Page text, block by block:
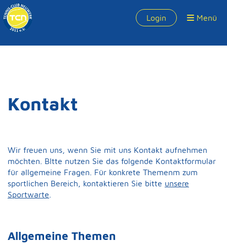
Login Menü
Kontakt
Wir freuen uns, wenn Sie mit uns Kontakt aufnehmen
möchten. BItte nutzen Sie das folgende Kontaktformular
für allgemeine Fragen. Für konkrete Themenm zum
sportlichen Bereich, kontaktieren Sie bitte unsere
Sportwarte
Allgemeine Themen